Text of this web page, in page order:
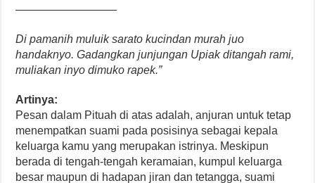
—————————
Di pamanih muluik sarato kucindan murah juo
handaknyo. Gadangkan junjungan Upiak ditangah rami,
muliakan inyo dimuko rapek.”
Artinya:
Pesan dalam Pituah di atas adalah, anjuran untuk tetap
menempatkan suami pada posisinya sebagai kepala
keluarga kamu yang merupakan istrinya. Meskipun
berada di tengah-tengah keramaian, kumpul keluarga
besar maupun di hadapan jiran dan tetangga, suami